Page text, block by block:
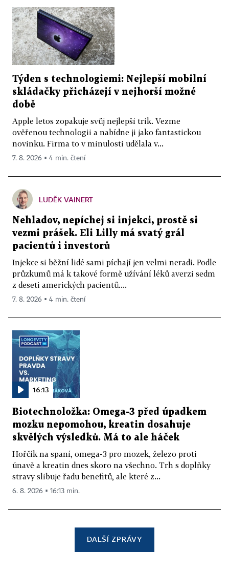
Týden s technologiemi: Nejlepší mobilní
skládačky přicházejí v nejhorší možné
době
Apple letos zopakuje svůj nejlepší trik. Vezme
ověřenou technologii a nabídne ji jako fantastickou
novinku. Firma to v minulosti udělala v...
7. 8. 2026 ▪ 4 min. čtení
LUDĚK VAINERT
Nehladov, nepíchej si injekci, prostě si
vezmi prášek. Eli Lilly má svatý grál
pacientů i investorů
Injekce si běžní lidé sami píchají jen velmi neradi. Podle
průzkumů má k takové formě užívání léků averzi sedm
z deseti amerických pacientů....
7. 8. 2026 ▪ 4 min. čtení
16:13
Biotechnoložka: Omega-3 před úpadkem
mozku nepomohou, kreatin dosahuje
skvělých výsledků. Má to ale háček
Hořčík na spaní, omega-3 pro mozek, železo proti
únavě a kreatin dnes skoro na všechno. Trh s doplňky
stravy slibuje řadu benefitů, ale které z...
6. 8. 2026 ▪ 16:13 min.
DALŠÍ ZPRÁVY